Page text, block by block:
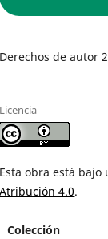
Derechos de autor
Licencia
Esta obra está
Atribución 4.0.
Colección